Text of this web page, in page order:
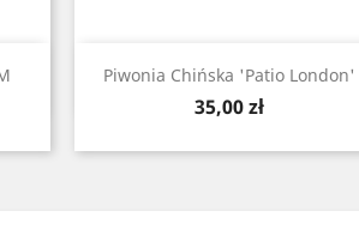
Piwonia Chińska 'Patio London'
Cena
35,00 zł
 Szybki podgląd